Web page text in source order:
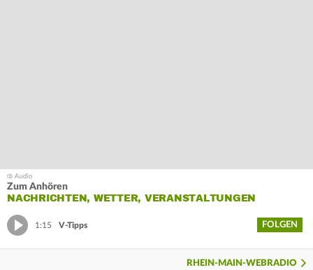
Zum Anhören
NACHRICHTEN, WETTER, VERANSTALTUNGEN
1:15 V-Tipps FOLGEN
RHEIN-MAIN-WEBRADIO